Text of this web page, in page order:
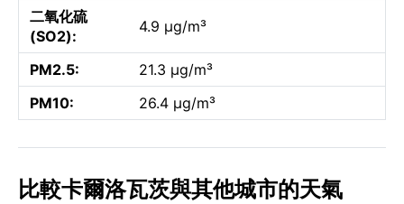
二氧化硫
(SO2):
4.9 µg/m³
PM2.5:
21.3 µg/m³
PM10:
26.4 µg/m³
比較卡爾洛瓦茨與其他城市的天氣